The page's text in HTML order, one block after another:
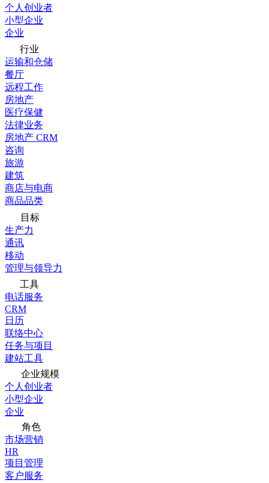
个人创业者
小型企业
企业
行业
运输和仓储
餐厅
远程工作
房地产
医疗保健
法律业务
房地产 CRM
咨询
旅游
建筑
商店与电商
商品品类
目标
生产力
通讯
移动
管理与领导力
工具
电话服务
CRM
日历
联络中心
任务与项目
建站工具
企业规模
个人创业者
小型企业
企业
角色
市场营销
HR
项目管理
客户服务